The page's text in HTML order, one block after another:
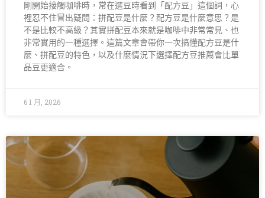
剛開始接觸咖啡時，常在選豆時看到「配方豆」這個詞，心
裡忍不住冒出疑問：拼配豆是什麼？配方豆是什麼意思？是
不是比較不高級？其實拼配豆本來就是咖啡中非常常見、也
非常實用的一種選擇。這篇文章會帶你一次搞懂配方豆是什
麼、拼配豆的特色，以及什麼情況下選擇配方豆推薦會比單
品豆更適合。
6 1 月, 2026